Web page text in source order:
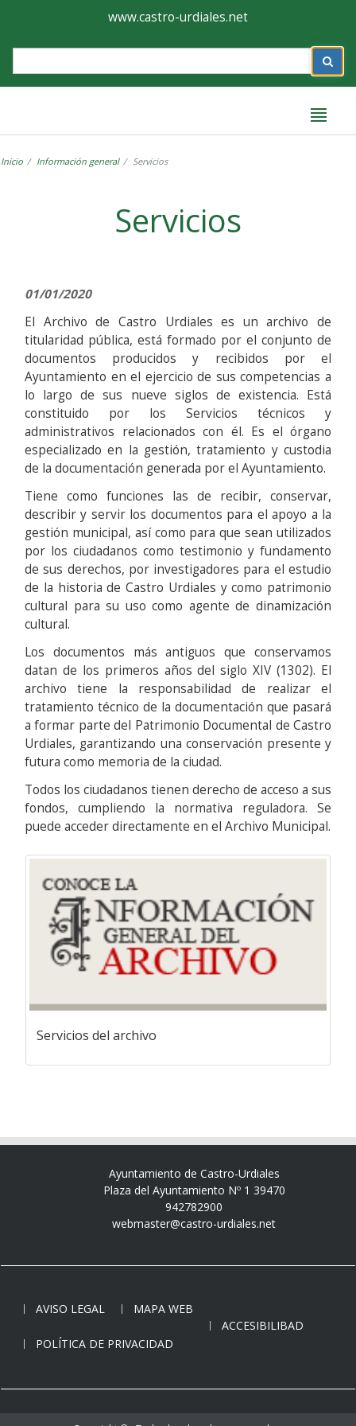
Ayuntamiento
de
Castro-
www.castro-urdiales.net
Inicio Información general Servicios
Servicios
01/01/2020
El Archivo de Castro Urdiales es un archivo de
titularidad pública, está formado por el conjunto de
documentos producidos y recibidos por el
Ayuntamiento en el ejercicio de sus competencias a
lo largo de sus nueve siglos de existencia. Está
constituido por los Servicios técnicos y
administrativos relacionados con él. Es el órgano
especializado en la gestión, tratamiento y custodia
de la documentación generada por el Ayuntamiento.
Tiene como funciones las de recibir, conservar,
describir y servir los documentos para el apoyo a la
gestión municipal, así como para que sean utilizados
por los ciudadanos como testimonio y fundamento
de sus derechos, por investigadores para el estudio
de la historia de Castro Urdiales y como patrimonio
cultural para su uso como agente de dinamización
cultural.
Los documentos más antiguos que conservamos
datan de los primeros años del siglo XIV (1302). El
archivo tiene la responsabilidad de realizar el
tratamiento técnico de la documentación que pasará
a formar parte del Patrimonio Documental de Castro
Urdiales, garantizando una conservación presente y
futura como memoria de la ciudad.
Todos los ciudadanos tienen derecho de acceso a sus
fondos, cumpliendo la normativa reguladora. Se
puede acceder directamente en el Archivo Municipal.
Servicios del archivo
Ayuntamiento de Castro-Urdiales
Plaza del Ayuntamiento Nº 1 39470
942782900
webmaster@castro-urdiales.net
AVISO LEGAL
MAPA WEB
ACCESIBILIBAD
POLÍTICA DE PRIVACIDAD